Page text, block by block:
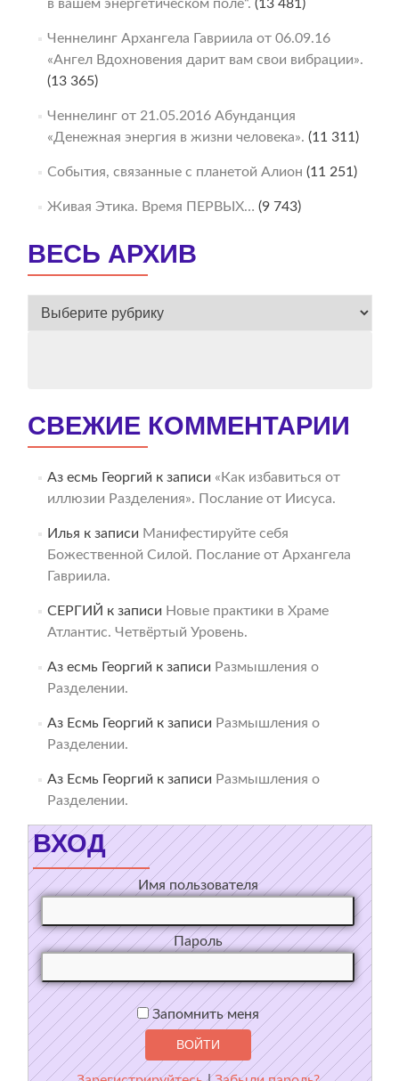
в вашем энергетическом поле“. (13 481)
Ченнелинг Архангела Гавриила от 06.09.16
«Ангел Вдохновения дарит вам свои вибрации».
(13 365)
Ченнелинг от 21.05.2016 Абунданция
«Денежная энергия в жизни человека». (11 311)
События, связанные с планетой Алион (11 251)
Живая Этика. Время ПЕРВЫХ… (9 743)
ВЕСЬ АРХИВ
ВЕСЬ
СВЕЖИЕ КОММЕНТАРИИ
Аз есмь Георгий к записи «Как избавиться от
иллюзии Разделения». Послание от Иисуса.
Илья к записи Манифестируйте себя
Божественной Силой. Послание от Архангела
Гавриила.
СЕРГИЙ к записи Новые практики в Храме
Атлантис. Четвёртый Уровень.
Аз есмь Георгий к записи Размышления о
Разделении.
Аз Есмь Георгий к записи Размышления о
Разделении.
Аз Есмь Георгий к записи Размышления о
Разделении.
ВХОД
Имя пользователя
Пароль
Запомнить меня